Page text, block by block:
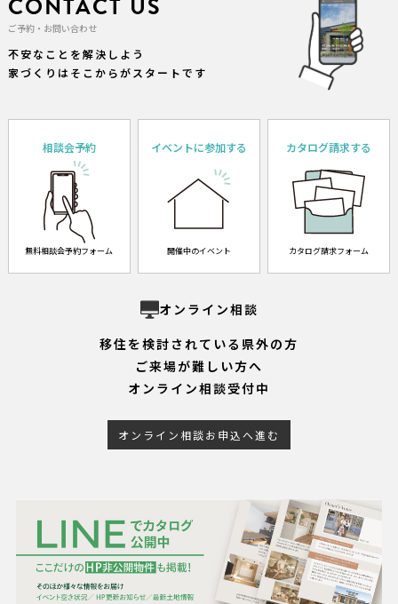
ご予約・お問い合わせ
不安なことを解決しよう
家づくりはそこからがスタートです
相談会予約
無料相談会予約フォーム
イベントに参加する
開催中のイベント
カタログ請求する
カタログ請求フォーム
オンライン相談
移住を検討されている県外の方
ご来場が難しい方へ
オンライン相談受付中
オンライン相談お申込へ進む